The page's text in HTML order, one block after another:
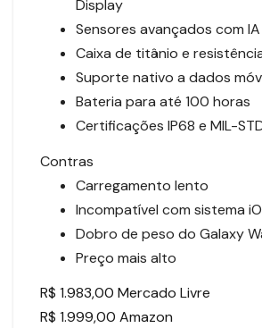
Display
Sensores avançados com IA
Caixa de titânio e
Suporte nativo a dados
Bateria para até 100 horas
Certificações IP68 e MIL-
Contras
Carregamento lento
Incompatível com sistema
Dobro de peso do Galaxy
Preço mais alto
R$ 1.983,00 Mercado Livre
R$ 1.999,00 Amazon